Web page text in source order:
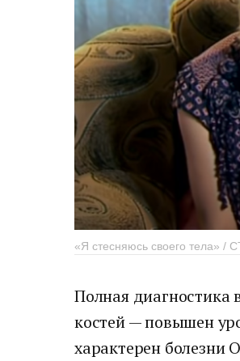
«Я стесняюсь своего тела» /
Полная
костей — повышен
характерен болезни